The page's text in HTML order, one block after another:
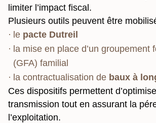
limiter l’impact fiscal.
Plusieurs outils peuvent être
le pacte Dutreil
la mise en place d’un groupement
(GFA) familial
la contractualisation de baux à
Ces dispositifs permettent
transmission tout en assurant la
l’exploitation.